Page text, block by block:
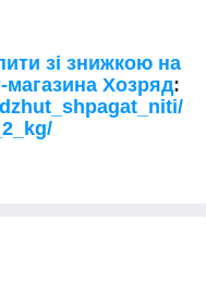
зі знижкою на
магазина Хозряд: